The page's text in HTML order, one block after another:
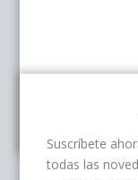
Suscríbete
todas las